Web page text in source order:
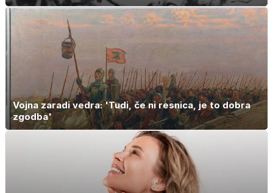
Vojna zaradi vedra: 'Tudi, če ni resnica, je to dobra
zgodba'